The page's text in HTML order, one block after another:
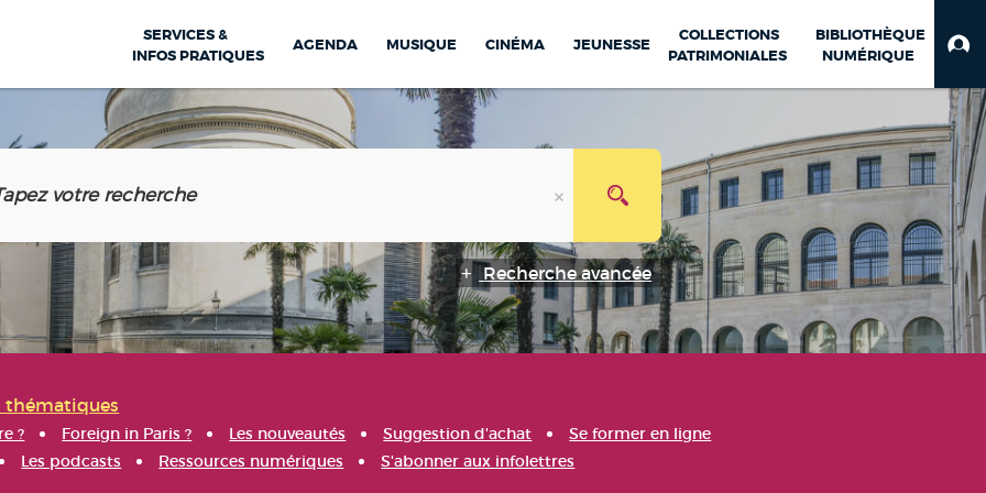
SERVICES &
INFOS PRATIQUES
AGENDA MUSIQUE CINÉMA JEUNESSE
COLLECTIONS
PATRIMONIALES
BIBLIOTHÈQUE
NUMÉRIQUE
Recherche avancée
thématiques
? Foreign in Paris ? Les nouveautés Suggestion d'achat
Se former en ligne
Les podcasts Ressources numériques S'abonner aux infolettres